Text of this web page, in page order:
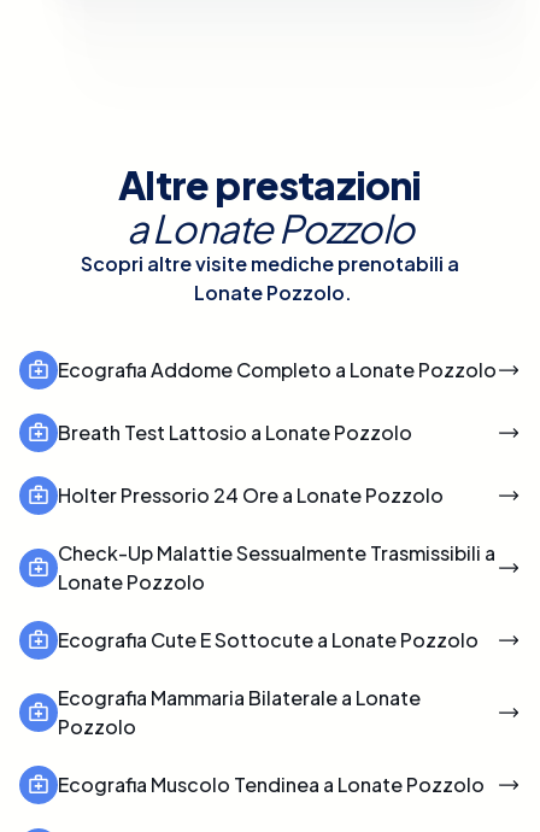
Altre prestazioni
aLonate Pozzolo
Scopri altre visite mediche prenotabili a
Lonate Pozzolo.
Ecografia Addome Completo a Lonate Pozzolo
Breath Test Lattosio a Lonate Pozzolo
Holter Pressorio 24 Ore a Lonate Pozzolo
Check-Up Malattie Sessualmente Trasmissibili a
Lonate Pozzolo
Ecografia Cute E Sottocute a Lonate Pozzolo
Ecografia Mammaria Bilaterale a Lonate
Pozzolo
Ecografia Muscolo Tendinea a Lonate Pozzolo